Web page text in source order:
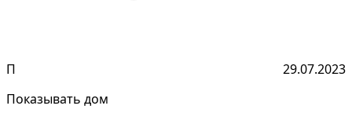
П
29.07.2023
Показывать дом